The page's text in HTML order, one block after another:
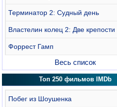
Терминатор 2: Судный день
Властелин колец 2: Две крепости
Форрест Гамп
Весь список
Топ 250 фильмов IMDb
Побег из Шоушенка